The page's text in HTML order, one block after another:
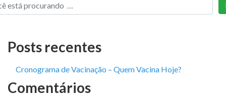
Posts recentes
Cronograma de Vacinação – Quem Vacina Hoje?
Comentários